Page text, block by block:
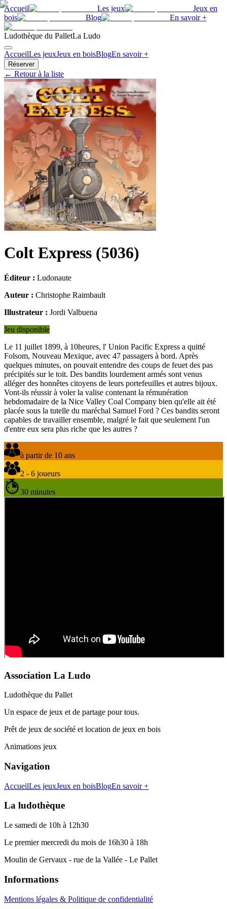
Accueil Les jeux
Jeux en
bois
Blog En savoir +
Ludothèque du PalletLa Ludo
AccueilLes jeuxJeux en boisBlogEn savoir +
Réserver
← Retour à la liste
Colt Express (5036)
Éditeur : Ludonaute
Auteur : Christophe Raimbault
Illustrateur : Jordi Valbuena
Jeu disponible
Le 11 juillet 1899, à 10heures, l' Union Pacific Express a quitté
Folsom, Nouveau Mexique, avec 47 passagers à bord. Après
quelques minutes, on pouvait entendre des coups de feuet des pas
précipités sur le toit. Des bandits lourdement armés sont venus
alléger des honnêtes citoyens de leurs portefeuilles et autres bijoux.
Vont-ils réussir à voler la valise contenant la rémunération
hebdomadaire de la Nice Valley Coal Company bien qu'elle ait été
placée sous la tutelle du maréchal Samuel Ford ? Ces bandits seront
capables de travailler ensemble, malgré le fait que seulement l'un
d'entre eux sera plus riche que les autres ?
à partir de 10 ans
2 - 6 joueurs
30 minutes
Association La Ludo
Ludothèque du Pallet
Un espace de jeux et de partage pour tous.
Prêt de jeux de société et location de jeux en bois
Animations jeux
Navigation
AccueilLes jeuxJeux en boisBlogEn savoir +
La ludothèque
Le samedi de 10h à 12h30
Le premier mercredi du mois de 16h30 à 18h
Moulin de Gervaux - rue de la Vallée - Le Pallet
Informations
Mentions légales & Politique de confidentialité